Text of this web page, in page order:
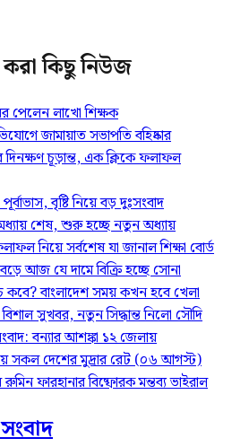
কিছু নিউজ
পেলেন লাখো শিক্ষক
জামায়াত সভাপতি বহিষ্কার
চূড়ান্ত, এক ক্লিকে ফলাফল
বৃষ্টি নিয়ে বড় দুঃসংবাদ
শেষ, শুরু হচ্ছে নতুন অধ্যায়
নিয়ে সর্বশেষ যা জানাল শিক্ষা বোর্ড
আজ যে দামে বিক্রি হচ্ছে সোনা
কবে? বাংলাদেশ সময় কখন হবে খেলা
বিশাল সুখবর, নতুন সিদ্ধান্ত নিলো সৌদি
বন্যার আশঙ্কা ১২ জেলায়
সকল দেশের মুদ্রার রেট (০৬ আগস্ট)
ফারহানার বিষ্ফোরক মন্তব্য ভাইরাল